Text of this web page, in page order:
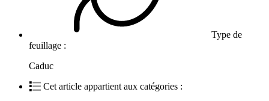
Type de
feuillage :
Caduc
Cet article appartient aux catégories :